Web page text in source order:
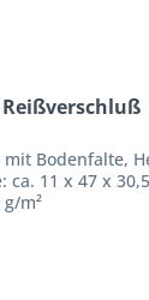
Bodenfalte,
ca. 11 x 47 x
m²